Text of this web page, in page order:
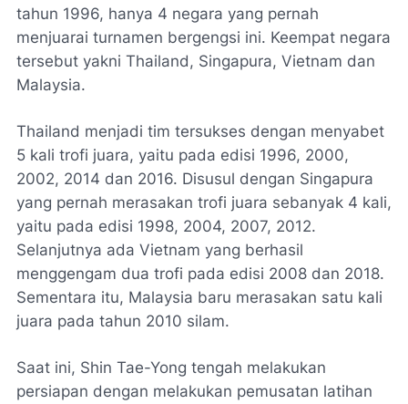
tahun 1996, hanya 4 negara yang pernah
menjuarai turnamen bergengsi ini. Keempat negara
tersebut yakni Thailand, Singapura, Vietnam dan
Malaysia.
Thailand menjadi tim tersukses dengan menyabet
5 kali trofi juara, yaitu pada edisi 1996, 2000,
2002, 2014 dan 2016. Disusul dengan Singapura
yang pernah merasakan trofi juara sebanyak 4 kali,
yaitu pada edisi 1998, 2004, 2007, 2012.
Selanjutnya ada Vietnam yang berhasil
menggengam dua trofi pada edisi 2008 dan 2018.
Sementara itu, Malaysia baru merasakan satu kali
juara pada tahun 2010 silam.
Saat ini, Shin Tae-Yong tengah melakukan
persiapan dengan melakukan pemusatan latihan